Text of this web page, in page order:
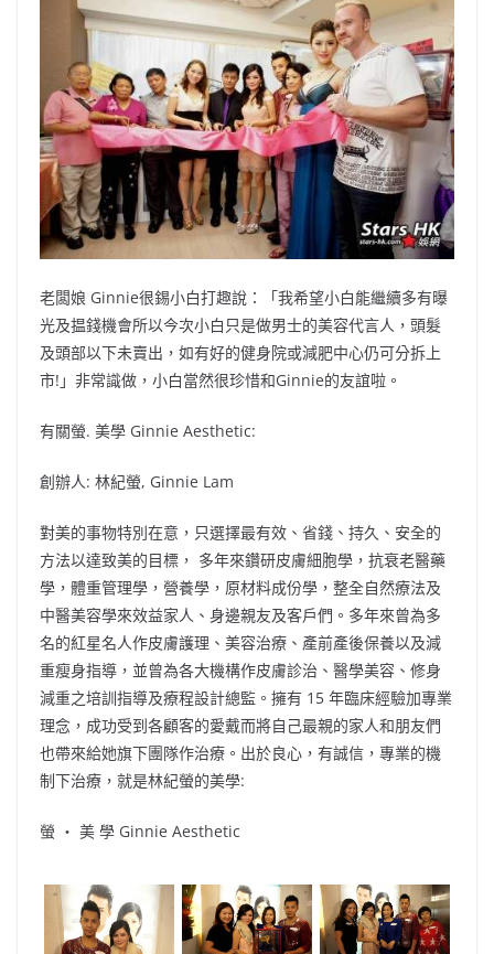
老闆娘 Ginnie很錫小白打趣說：「我希望小白能繼續多有曝
光及揾錢機會所以今次小白只是做男士的美容代言人，頭髮
及頭部以下未賣出，如有好的健身院或減肥中心仍可分拆上
市!」非常識做，小白當然很珍惜和Ginnie的友誼啦。
有關螢. 美學 Ginnie Aesthetic:
創辦人: 林紀螢, Ginnie Lam
對美的事物特別在意，只選擇最有效、省錢、持久、安全的
方法以達致美的目標， 多年來鑽研皮膚細胞學，抗衰老醫藥
學，體重管理學，營養學，原材料成份學，整全自然療法及
中醫美容學來效益家人、身邊親友及客戶們。多年來曾為多
名的紅星名人作皮膚護理、美容治療、產前產後保養以及減
重瘦身指導，並曾為各大機構作皮膚診治、醫學美容、修身
減重之培訓指導及療程設計總監。擁有 15 年臨床經驗加專業
理念，成功受到各顧客的愛戴而將自己最親的家人和朋友們
也帶來給她旗下團隊作治療。出於良心，有誠信，專業的機
制下治療，就是林紀螢的美學:
螢 ‧ 美 學 Ginnie Aesthetic